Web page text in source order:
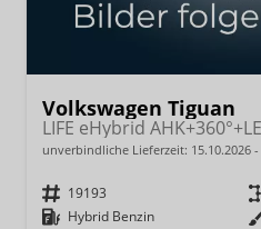
Volkswagen Tiguan
unverbindliche Lieferzeit: 15.10.2026
Fahrzeugnr. 19193
Kraftstoff Hybrid Benzin